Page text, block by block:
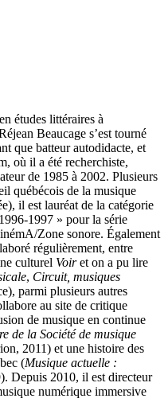
études littéraires à
Beaucage s’est tourné
que batteur autodidacte, et
où il a été recherchiste,
de 1985 à 2002. Plusieurs
québécois de la musique
il est lauréat de la catégorie
1997 » pour la série
Zone sonore. Également
régulièrement, entre
culturel Voiret on a pu lire
, Circuit, musiques
parmi plusieurs autres
au site de critique
de musique en continue
de la Société de musique
2011) et une histoire des
(Musique actuelle :
Depuis 2010, il est directeur
numérique immersive